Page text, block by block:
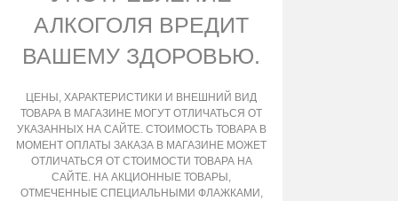
АЛКОГОЛЯ ВРЕДИТ
ВАШЕМУ ЗДОРОВЬЮ.
ЦЕНЫ, ХАРАКТЕРИСТИКИ И ВНЕШНИЙ ВИД
ТОВАРА В МАГАЗИНЕ МОГУТ ОТЛИЧАТЬСЯ ОТ
УКАЗАННЫХ НА САЙТЕ. СТОИМОСТЬ ТОВАРА В
МОМЕНТ ОПЛАТЫ ЗАКАЗА В МАГАЗИНЕ МОЖЕТ
ОТЛИЧАТЬСЯ ОТ СТОИМОСТИ ТОВАРА НА
САЙТЕ. НА АКЦИОННЫЕ ТОВАРЫ,
ОТМЕЧЕННЫЕ СПЕЦИАЛЬНЫМИ ФЛАЖКАМИ,